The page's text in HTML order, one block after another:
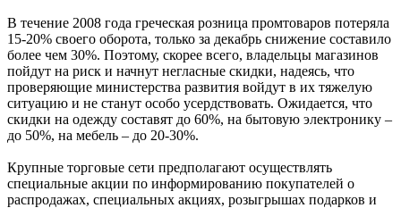
В течение 2008 года греческая розница промтоваров потеряла
15-20% своего оборота, только за декабрь снижение составило
более чем 30%. Поэтому, скорее всего, владельцы магазинов
пойдут на риск и начнут негласные скидки, надеясь, что
проверяющие министерства развития войдут в их тяжелую
ситуацию и не станут особо усердствовать. Ожидается, что
скидки на одежду составят до 60%, на бытовую электронику –
до 50%, на мебель – до 20-30%.
Крупные торговые сети предполагают осуществлять
специальные акции по информированию покупателей о
распродажах, специальных акциях, розыгрышах подарков и